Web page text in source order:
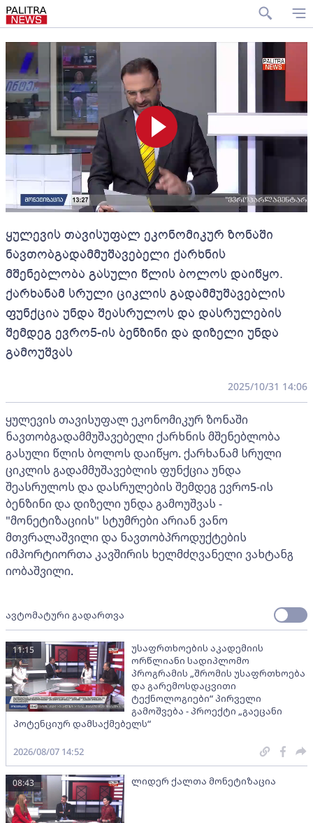
ყულევის თავისუფალ ეკონომიკურ ზონაში
ნავთობგადამმუშავებელი ქარხნის
მშენებლობა გასული წლის ბოლოს დაიწყო.
ქარხანამ სრული ციკლის გადამმუშავებლის
ფუნქცია უნდა შეასრულოს და დასრულების
შემდეგ ევრო5-ის ბენზინი და დიზელი უნდა
გამოუშვას
2025/10/31 14:06
ყულევის თავისუფალ ეკონომიკურ ზონაში
ნავთობგადამმუშავებელი ქარხნის მშენებლობა
გასული წლის ბოლოს დაიწყო. ქარხანამ სრული
ციკლის გადამმუშავებლის ფუნქცია უნდა
შეასრულოს და დასრულების შემდეგ ევრო5-ის
ბენზინი და დიზელი უნდა გამოუშვას -
"მონეტიზაციის" სტუმრები არიან ვანო
მთვრალაშვილი და ნავთობპროდუქტების
იმპორტიორთა კავშირის ხელმძღვანელი ვახტანგ
იობაშვილი.
ავტომატური გადართვა
უსაფრთხოების აკადემიის
ორწლიანი სადიპლომო
პროგრამის „შრომის უსაფრთხოება
და გარემოსდაცვითი
ტექნოლოგიები“ პირველი
გამოშვება - პროექტი „გაეცანი
პოტენციურ დამსაქმებელს“
11:15
2026/08/07 14:52
ლიდერ ქალთა მონეტიზაცია
08:43